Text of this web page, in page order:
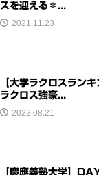
スを迎える＊...
2021.11.23
【大学ラクロスラン
ラクロス強豪...
2022.08.21
【慶應義塾大学】